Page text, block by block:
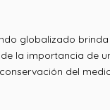
globalizado
la importancia de
del